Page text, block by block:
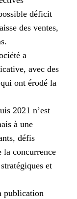
déficit
des ventes,
a
avec des
ont érodé la
2021 n’est
à une
défis
la concurrence
et
publication